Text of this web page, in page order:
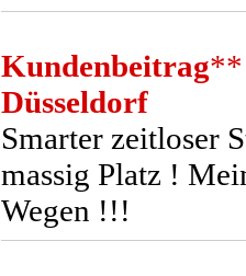
Kundenbeitrag**
Düsseldorf
Smarter zeitloser
massig Platz !
Wegen !!!